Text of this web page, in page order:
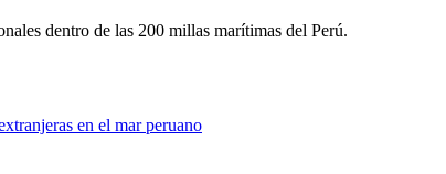
dentro de las 200 millas marítimas del Perú.